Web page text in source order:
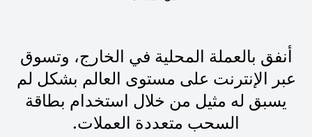
أنفق بالعملة المحلية في الخارج، وتسوق
عبر الإنترنت على مستوى العالم بشكل لم
يسبق له مثيل من خلال استخدام بطاقة
السحب متعددة العملات.